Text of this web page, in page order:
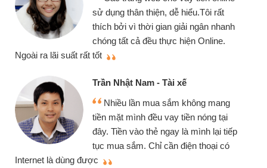
chiếc xe wave nhưng thật may đã có
gói vay tiền bằng CMND online không
cần gặp mặt nên rất tiện lợi, sẽ giới
thiệu cho bạn bè biết
Cấn Văn Lực - Tạp hóa
Tôi kinh doanh buôn bán nhỏ lẻ
nhiều lúc cần vốn nhập hàng, nhờ biết
đến website qua bạn bè giới thiệu tôi
đã giải quyết được công việc của